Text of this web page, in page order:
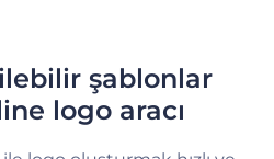
şablonlar
logo aracı